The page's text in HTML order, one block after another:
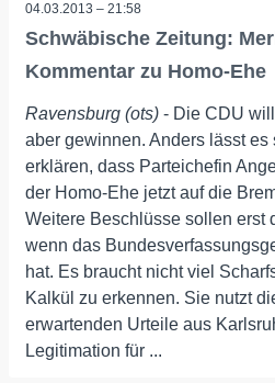
04.03.2013 – 21:58
Schwäbische Zeitung:
Kommentar zu Homo-Ehe
Ravensburg (ots)- Die CDU
aber gewinnen. Anders lässt es
erklären, dass Parteichefin
der Homo-Ehe jetzt auf die
Weitere Beschlüsse sollen erst
wenn das
hat. Es braucht nicht viel
Kalkül zu erkennen. Sie nutzt
erwartenden Urteile aus
Legitimation für ...